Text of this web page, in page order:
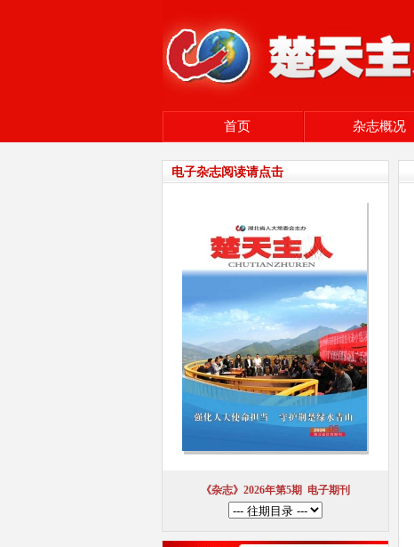
首页 杂志概况
电子杂志阅读请点击
《杂志》2026年第5期 电子期刊